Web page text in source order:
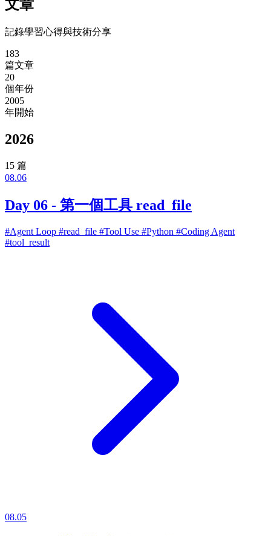
文章
記錄學習心得與技術分享
183
篇文章
20
個年份
2005
年開始
2026
15 篇
08.06
Day 06 - 第一個工具 read_file
#Agent Loop #read_file #Tool Use #Python #Coding Agent
#tool_result
08.05